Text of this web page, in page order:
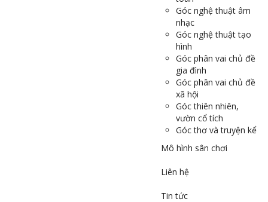
Góc nghệ thuật âm
nhạc
Góc nghệ thuật tạo
hình
Góc phân vai chủ đề
gia đình
Góc phân vai chủ đề
xã hội
Góc thiên nhiên,
vườn cổ tích
Góc thơ và truyện kể
Mô hình sân chơi
Liên hệ
Tin tức